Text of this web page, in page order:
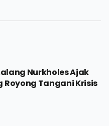
Nurkholes Ajak
Royong Tangani Krisis